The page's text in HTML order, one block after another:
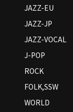
JAZZ-EU
JAZZ-JP
JAZZ-VOCAL
J-POP
ROCK
FOLK,SSW
WORLD